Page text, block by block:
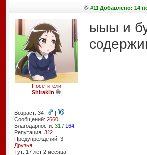
#11 Добавлено: 14
Посетители
Shirakiin
--
Возраст: 34 |
|
Сообщений: 2660
Благодарности: 31 / 164
Репутация: 322
Предупреждений: 3
Друзья
Тут: 17 лет 2 месяцa
ыыы и